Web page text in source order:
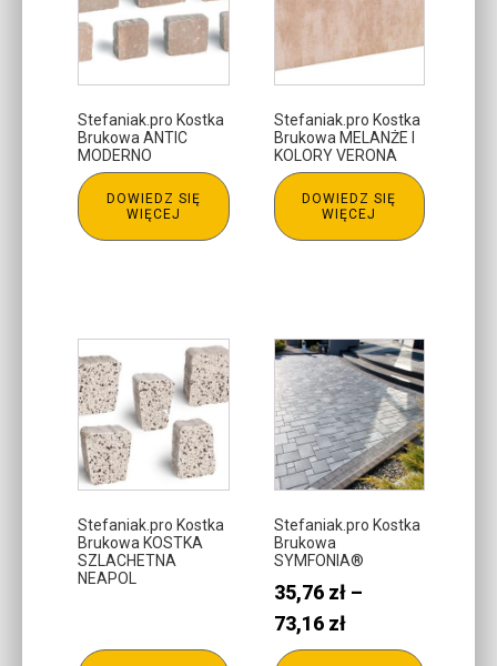
Stefaniak.pro Kostka
Brukowa ANTIC
MODERNO
DOWIEDZ SIĘ
WIĘCEJ
Stefaniak.pro Kostka
Brukowa MELANŻE I
KOLORY VERONA
DOWIEDZ SIĘ
WIĘCEJ
Stefaniak.pro Kostka
Brukowa KOSTKA
SZLACHETNA
NEAPOL
Stefaniak.pro Kostka
Brukowa
SYMFONIA®
35,76 zł –
73,16 złZakres
cen:
Ten
produkt
ma
wiele
wariantów.
Opcje
można
wybrać
na
stronie
produktu